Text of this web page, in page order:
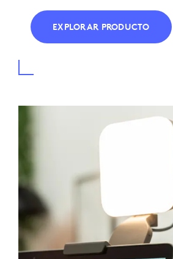
EXPLORAR PRODUCTO